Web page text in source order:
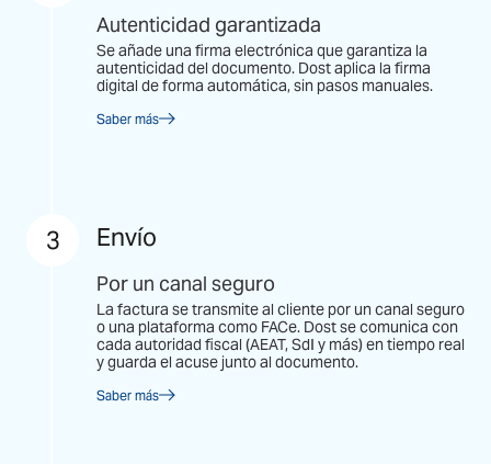
Autenticidad garantizada
Se añade una firma electrónica que garantiza la
autenticidad del documento. Dost aplica la firma
digital de forma automática, sin pasos manuales.
Saber más
3 Envío
Por un canal seguro
La factura se transmite al cliente por un canal seguro
o una plataforma como FACe. Dost se comunica con
cada autoridad fiscal (AEAT, SdI y más) en tiempo real
y guarda el acuse junto al documento.
Saber más